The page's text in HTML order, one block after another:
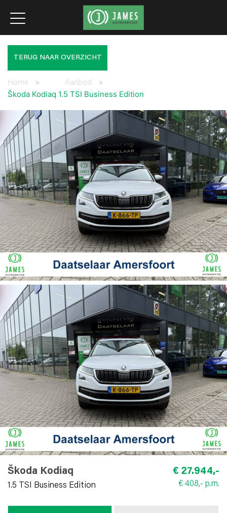
TERUG NAAR OVERZICHT
Home > Aanbod >
Škoda Kodiaq 1.5 TSI Business Edition
Škoda Kodiaq
1.5 TSI Business Edition
€ 27.944,-
€ 408,- p.m.